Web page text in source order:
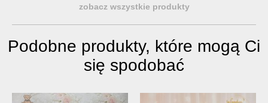
zobacz wszystkie produkty
Podobne produkty, które mogą Ci
się spodobać